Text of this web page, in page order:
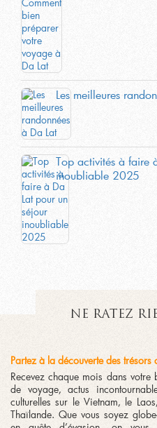
Les meilleures
Top activités à faire
inoubliable 2025
NE RATEZ
Partez à la découverte des trésors
Recevez chaque mois dans
de voyage, actus
culturelles sur le Vietnam, le
Thaïlande. Que vous soyez